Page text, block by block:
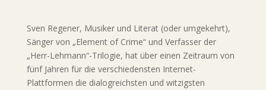
Sven Regener, Musiker und Literat (oder umgekehrt),
Sänger von „Element of Crime“ und Verfasser der
„Herr-Lehmann“-Trilogie, hat über einen Zeitraum von
fünf Jahren für die verschiedensten Internet-
Plattformen die dialogreichsten und witzigsten